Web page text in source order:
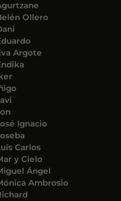
Ollero
Argote
Ignacio
Carlos
y Cielo
Ángel
Ambrosio